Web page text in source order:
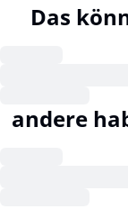
Das
andere